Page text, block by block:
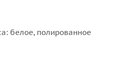
белое, полированное